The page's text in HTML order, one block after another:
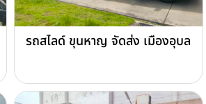
รถสไลด์ ขุนหาญ จัดส่ง เมืองอุบล